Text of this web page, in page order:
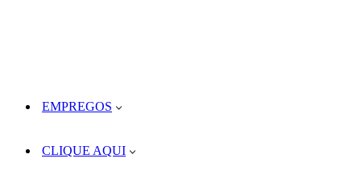
EMPREGOS
CLIQUE AQUI